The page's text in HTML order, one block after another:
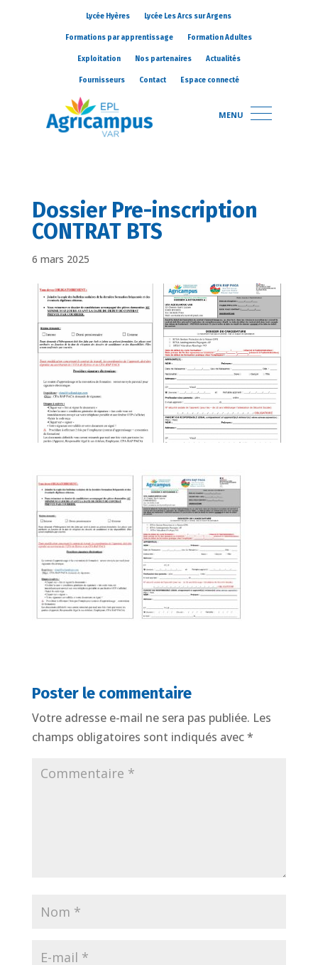
Lycée Hyères Lycée Les Arcs sur Argens
Formations par apprentissage Formation Adultes
Exploitation Nos partenaires Actualités
Fournisseurs Contact Espace connecté
MENU
Dossier Pre-inscription
CONTRAT BTS
6 mars 2025
Poster le commentaire
Votre adresse e-mail ne sera pas publiée. Les
champs obligatoires sont indiqués avec*